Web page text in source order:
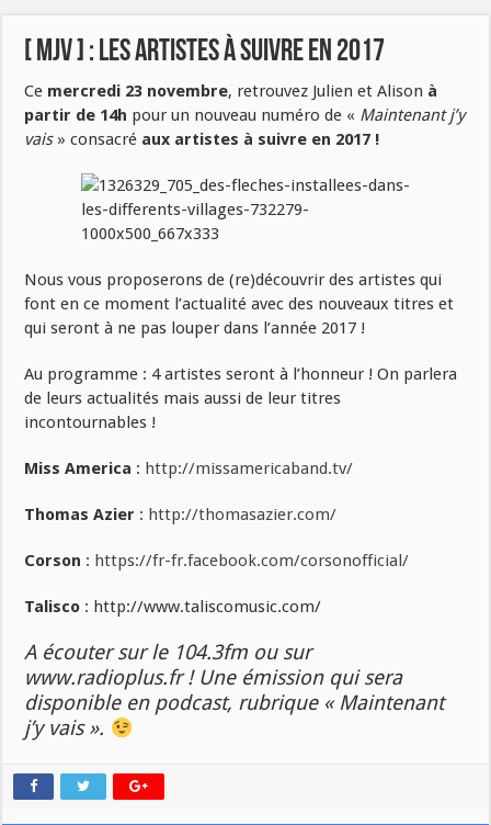
[ MJV ] : Les artistes à suivre en 2017
Ce mercredi 23 novembre, retrouvez Julien et Alison à
partir de 14h pour un nouveau numéro de « Maintenant j’y
vais» consacré aux artistes à suivre en 2017 !
Nous vous proposerons de (re)découvrir des artistes qui
font en ce moment l’actualité avec des nouveaux titres et
qui seront à ne pas louper dans l’année 2017 !
Au programme : 4 artistes seront à l’honneur ! On parlera
de leurs actualités mais aussi de leur titres
incontournables !
Miss America : http://missamericaband.tv/
Thomas Azier : http://thomasazier.com/
Corson : https://fr-fr.facebook.com/corsonofficial/
Talisco : http://www.taliscomusic.com/
A écouter sur le 104.3fm ou sur
www.radioplus.fr ! Une émission qui sera
disponible en podcast, rubrique « Maintenant
j’y vais ».